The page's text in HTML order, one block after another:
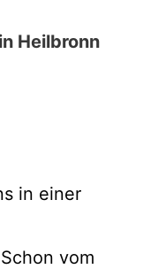
Heilbronn
in einer
vom